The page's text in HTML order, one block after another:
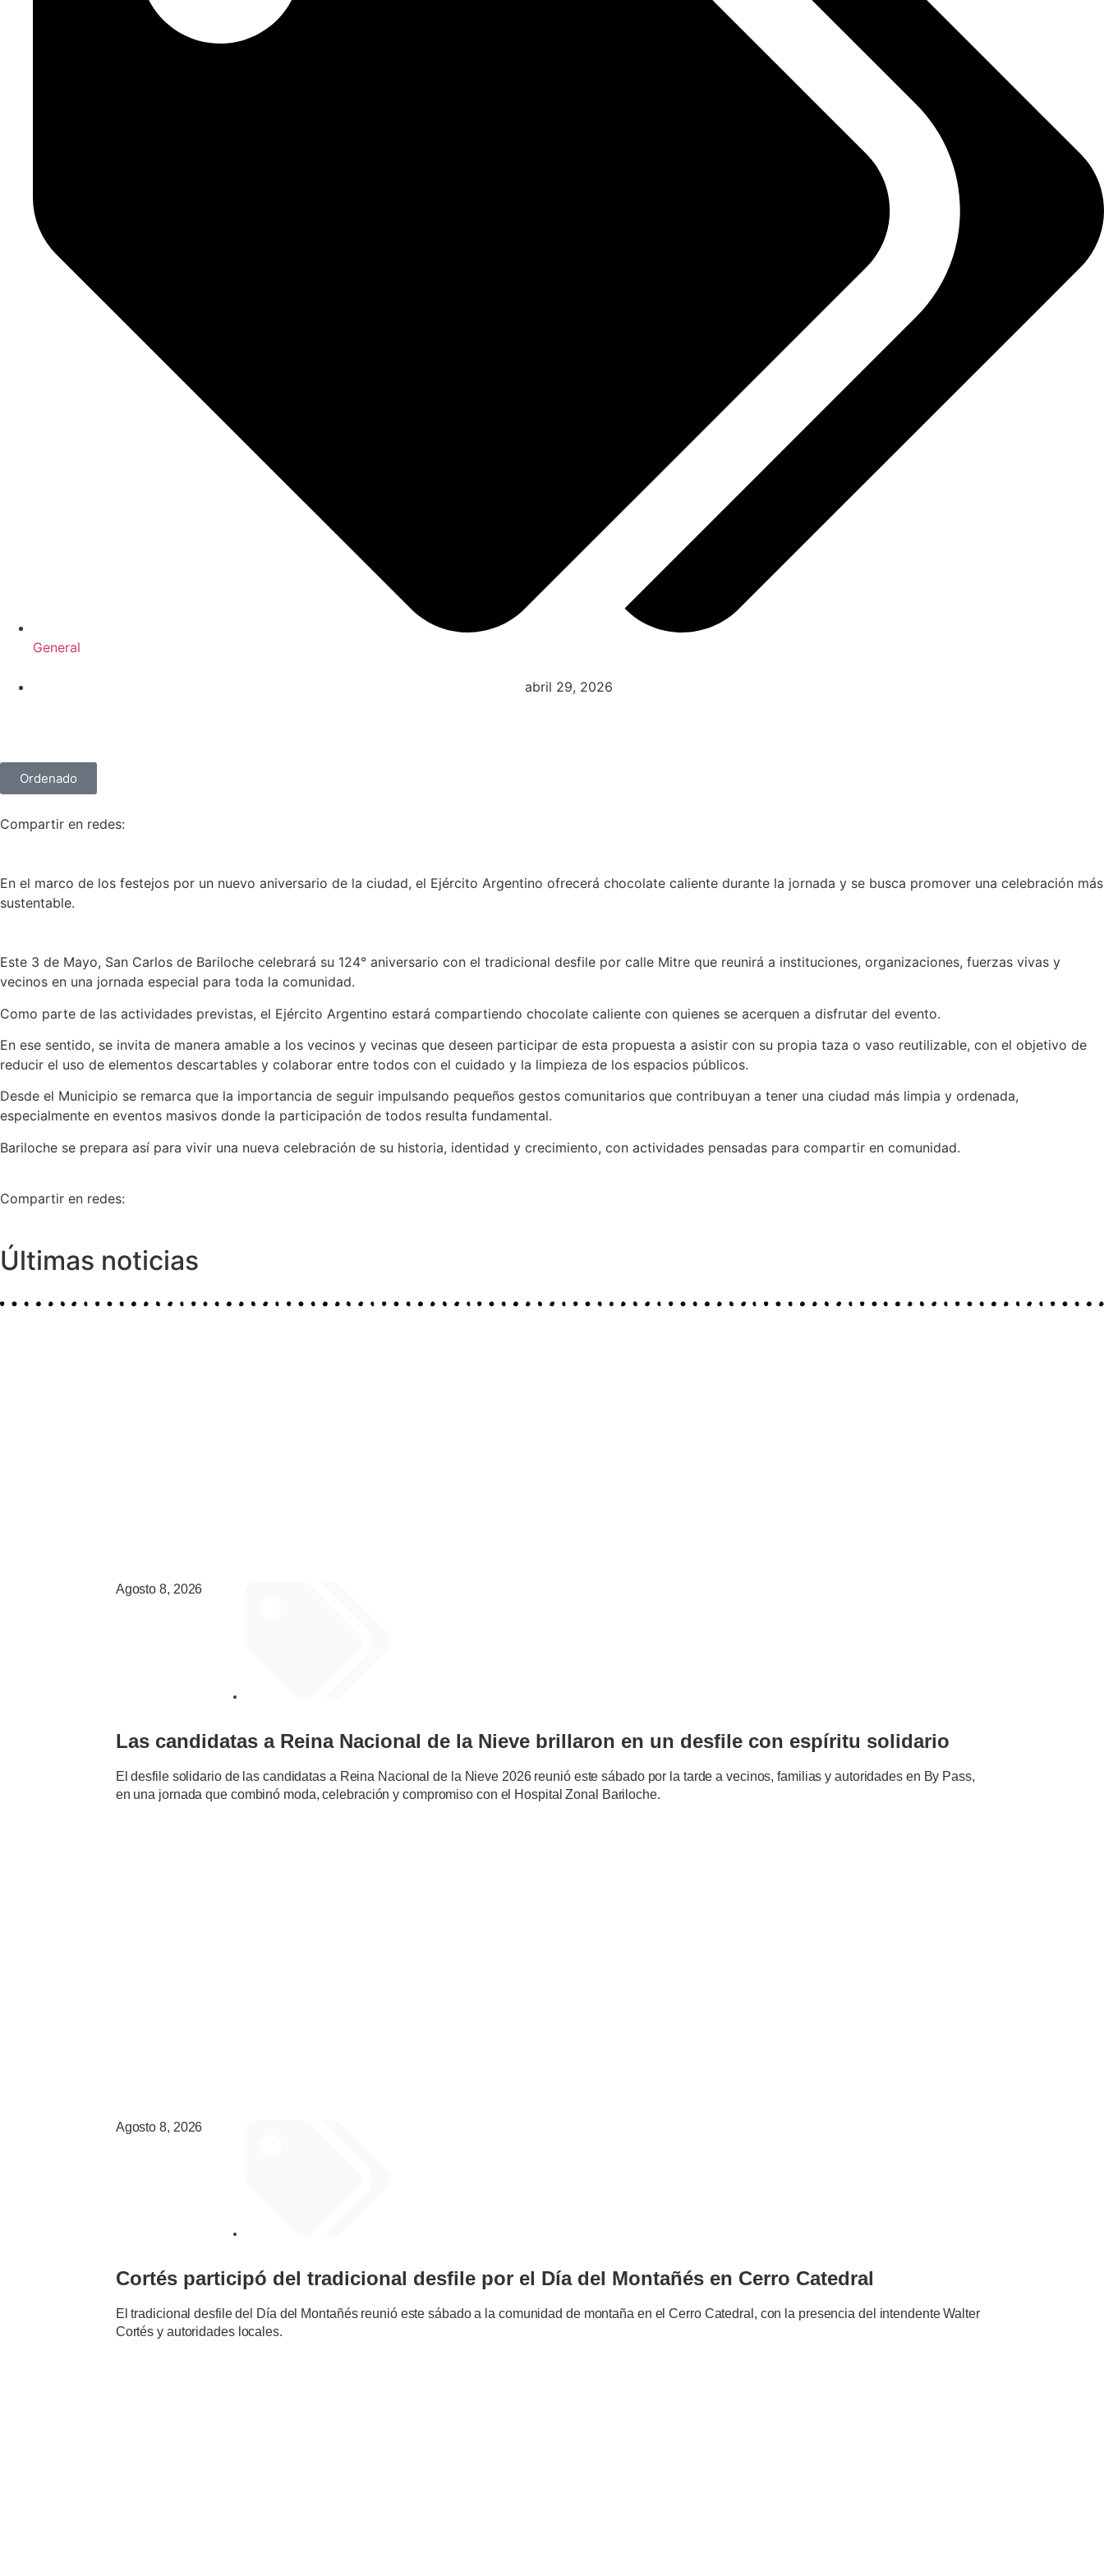
General
abril 29, 2026
Ordenado
Compartir en redes:
En el marco de los festejos por un nuevo aniversario de la ciudad, el Ejército Argentino ofrecerá chocolate caliente durante la jornada y se busca promover una celebración más
sustentable.
Este 3 de Mayo, San Carlos de Bariloche celebrará su 124° aniversario con el tradicional desfile por calle Mitre que reunirá a instituciones, organizaciones, fuerzas vivas y
vecinos en una jornada especial para toda la comunidad.
Como parte de las actividades previstas, el Ejército Argentino estará compartiendo chocolate caliente con quienes se acerquen a disfrutar del evento.
En ese sentido, se invita de manera amable a los vecinos y vecinas que deseen participar de esta propuesta a asistir con su propia taza o vaso reutilizable, con el objetivo de
reducir el uso de elementos descartables y colaborar entre todos con el cuidado y la limpieza de los espacios públicos.
Desde el Municipio se remarca que la importancia de seguir impulsando pequeños gestos comunitarios que contribuyan a tener una ciudad más limpia y ordenada,
especialmente en eventos masivos donde la participación de todos resulta fundamental.
Bariloche se prepara así para vivir una nueva celebración de su historia, identidad y crecimiento, con actividades pensadas para compartir en comunidad.
Compartir en redes:
Últimas noticias
Agosto 8, 2026
Las candidatas a Reina Nacional de la Nieve brillaron en un desfile con espíritu solidario
El desfile solidario de las candidatas a Reina Nacional de la Nieve 2026 reunió este sábado por la tarde a vecinos, familias y autoridades en By Pass,
en una jornada que combinó moda, celebración y compromiso con el Hospital Zonal Bariloche.
Agosto 8, 2026
Cortés participó del tradicional desfile por el Día del Montañés en Cerro Catedral
El tradicional desfile del Día del Montañés reunió este sábado a la comunidad de montaña en el Cerro Catedral, con la presencia del intendente Walter
Cortés y autoridades locales.